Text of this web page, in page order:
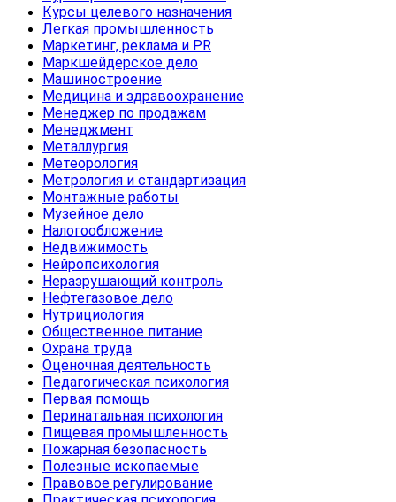
Курсы целевого назначения
Легкая промышленность
Маркетинг, реклама и PR
Маркшейдерское дело
Машиностроение
Медицина и здравоохранение
Менеджер по продажам
Менеджмент
Металлургия
Метеорология
Метрология и стандартизация
Монтажные работы
Музейное дело
Налогообложение
Недвижимость
Нейропсихология
Неразрушающий контроль
Нефтегазовое дело
Нутрициология
Общественное питание
Охрана труда
Оценочная деятельность
Педагогическая психология
Первая помощь
Перинатальная психология
Пищевая промышленность
Пожарная безопасность
Полезные ископаемые
Правовое регулирование